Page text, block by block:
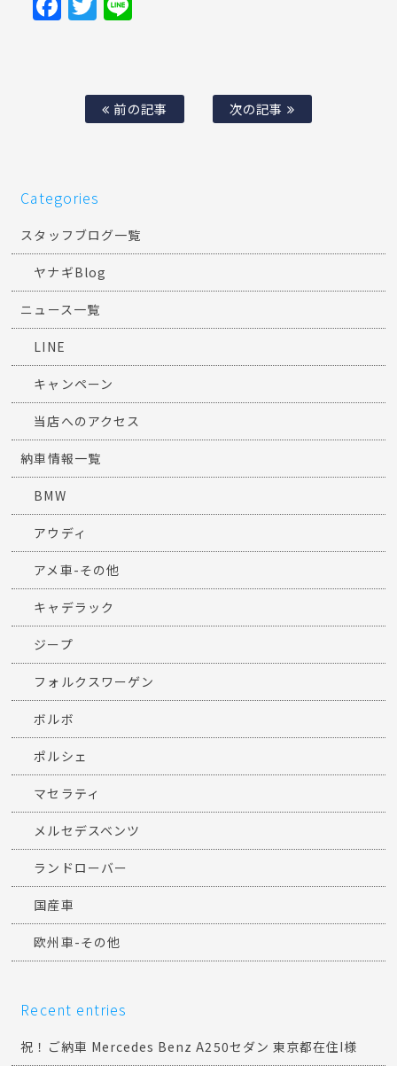
Facebook
Categories
スタッフブログ一覧
ヤナギBlog
ニュース一覧
LINE
キャンペーン
当店へのアクセス
納車情報一覧
BMW
アウディ
アメ車-その他
キャデラック
ジープ
フォルクスワーゲン
ボルボ
ポルシェ
メルセデスベンツ
ランドローバー